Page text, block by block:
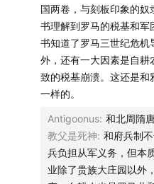
微博：@忽左忽右
微信公众号：忽左忽右
小红书：JustPod气氛组 /
B站：忽左忽右leftright
抖音：忽左忽右
国两卷，与刻板印象的
书理解到罗马的税基和军
书知道了罗马三世纪危机
外，还有一大因素是自耕
致的税基崩溃。这还是和
一样的。
Antigoonus: 和北周隋
教父是死神: 和府兵制
兵负担从军义务，但本
业除了贵族大庄园以外